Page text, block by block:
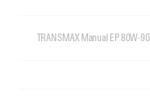
TRANSMAX Manual EP 80W-90